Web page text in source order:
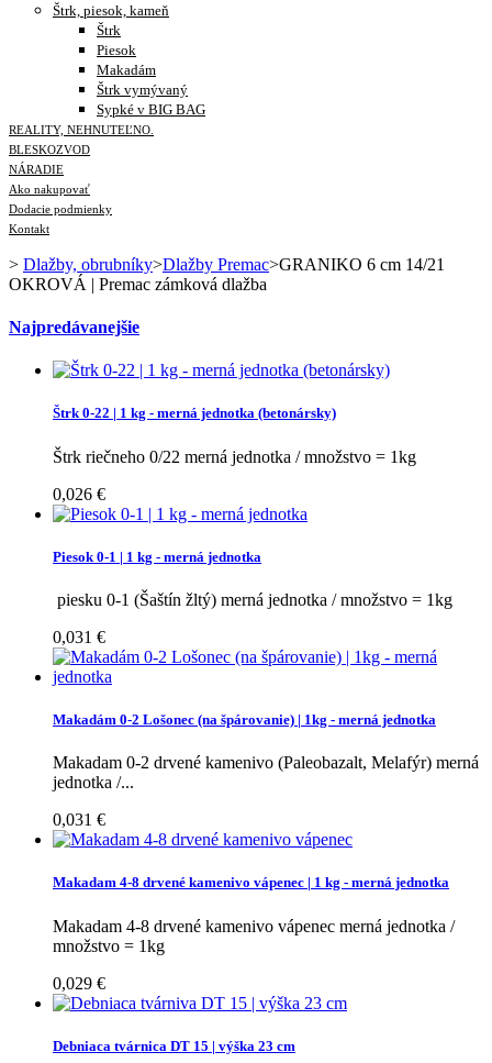
Štrk, piesok, kameň
Štrk
Piesok
Makadám
Štrk vymývaný
Sypké v BIG BAG
REALITY, NEHNUTEĽNO.
BLESKOZVOD
NÁRADIE
Ako nakupovať
Dodacie podmienky
Kontakt
> Dlažby, obrubníky>Dlažby Premac>GRANIKO 6 cm 14/21
OKROVÁ | Premac zámková dlažba
Najpredávanejšie
Štrk 0-22 | 1 kg - merná jednotka (betonársky)
Štrk riečneho 0/22 merná jednotka / množstvo = 1kg
0,026 €
Piesok 0-1 | 1 kg - merná jednotka
piesku 0-1 (Šaštín žltý) merná jednotka / množstvo = 1kg
0,031 €
Makadám 0-2 Lošonec (na špárovanie) | 1kg - merná jednotka
Makadam 0-2 drvené kamenivo (Paleobazalt, Melafýr) merná
jednotka /...
0,031 €
Makadam 4-8 drvené kamenivo vápenec | 1 kg - merná jednotka
Makadam 4-8 drvené kamenivo vápenec merná jednotka /
množstvo = 1kg
0,029 €
Debniaca tvárnica DT 15 | výška 23 cm